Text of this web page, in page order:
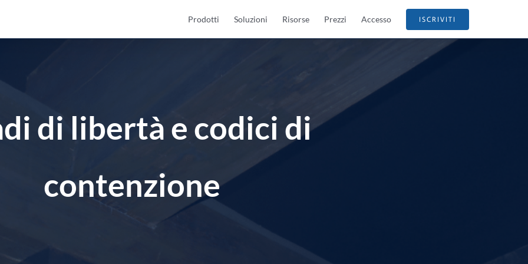
Prodotti Soluzioni Risorse Prezzi Accesso ISCRIVITI
di libertà e codici di
contenzione